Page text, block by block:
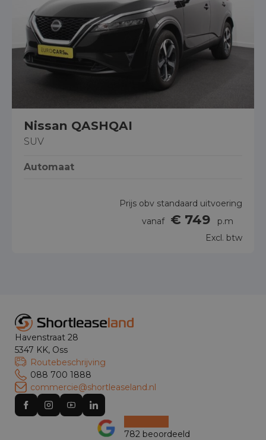
Nissan QASHQAI
SUV
Automaat
Prijs obv standaard uitvoering
vanaf € 749
p.m
Excl. btw
Havenstraat 28
5347 KK, Oss
Routebeschrijving
088 700 1888
commercie@shortleaseland.nl
782 beoordeeld